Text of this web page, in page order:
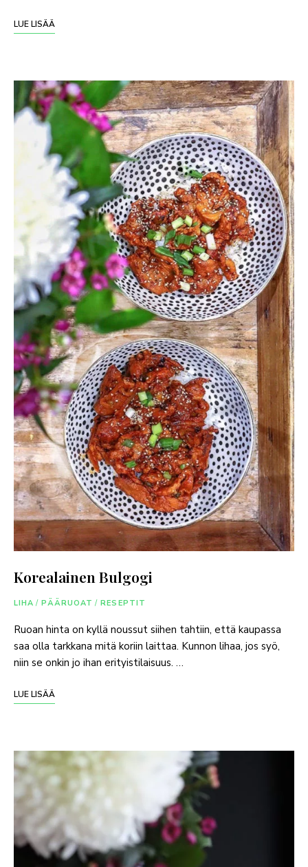
LUE LISÄÄ
Korealainen Bulgogi
LIHA / PÄÄRUOAT / RESEPTIT
Ruoan hinta on kyllä noussut siihen tahtiin, että kaupassa
saa olla tarkkana mitä koriin laittaa. Kunnon lihaa, jos syö,
niin se onkin jo ihan erityistilaisuus. …
LUE LISÄÄ